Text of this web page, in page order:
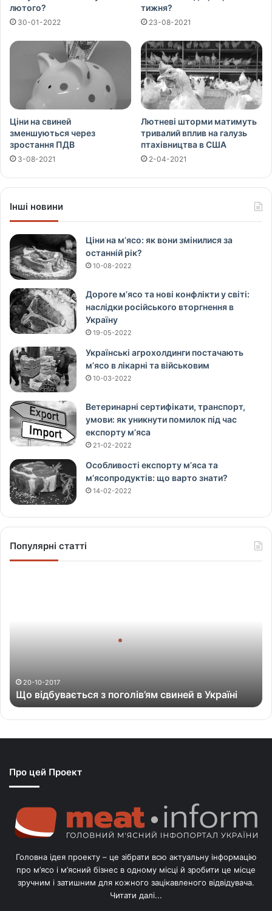
лютого?
30-01-2022
тижня?
23-08-2021
Ціни на свиней
зменшуються через
зростання ПДВ
3-08-2021
Лютневі шторми матимуть
тривалий вплив на галузь
птахівництва в США
2-04-2021
Інші новини
Ціни на м’ясо: як вони змінилися за
останній рік?
10-08-2022
Дороге м’ясо та нові конфлікти у світі:
наслідки російського вторгнення в
Україну
19-05-2022
Українські агрохолдинги постачають
м’ясо в лікарні та військовим
10-03-2022
Ветеринарні сертифікати, транспорт,
умови: як уникнути помилок під час
експорту м’яса
21-02-2022
Особливості експорту м’яса та
м’ясопродуктів: що варто знати?
14-02-2022
Популярні статті
т
ь
п
о
20-10-2017
Що відбувається з поголів’ям свиней в Україні
Про цей Проект
Головна ідея проекту – це зібрати всю актуальну інформацію
про м’ясо і м’ясний бізнес в одному місці й зробити це місце
зручним і затишним для кожного зацікавленого відвідувача.
Читати далі...